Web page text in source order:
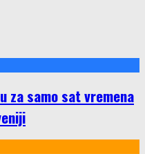
za samo sat vremena